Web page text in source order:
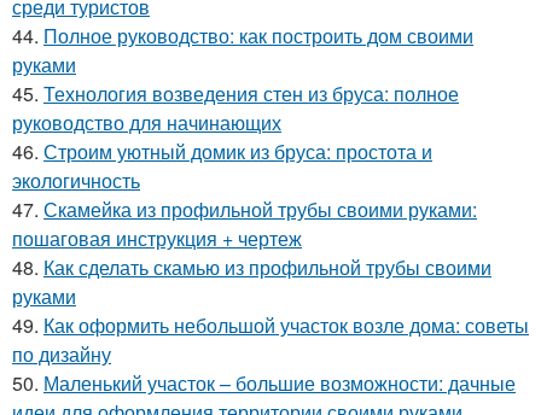
среди туристов
44. Полное руководство: как построить дом своими
руками
45. Технология возведения стен из бруса: полное
руководство для начинающих
46. Строим уютный домик из бруса: простота и
экологичность
47. Скамейка из профильной трубы своими руками:
пошаговая инструкция + чертеж
48. Как сделать скамью из профильной трубы своими
руками
49. Как оформить небольшой участок возле дома: советы
по дизайну
50. Маленький участок – большие возможности: дачные